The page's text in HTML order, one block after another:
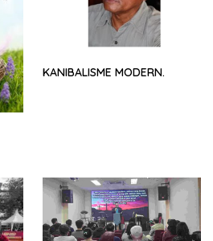
KANIBALISME MODERN.